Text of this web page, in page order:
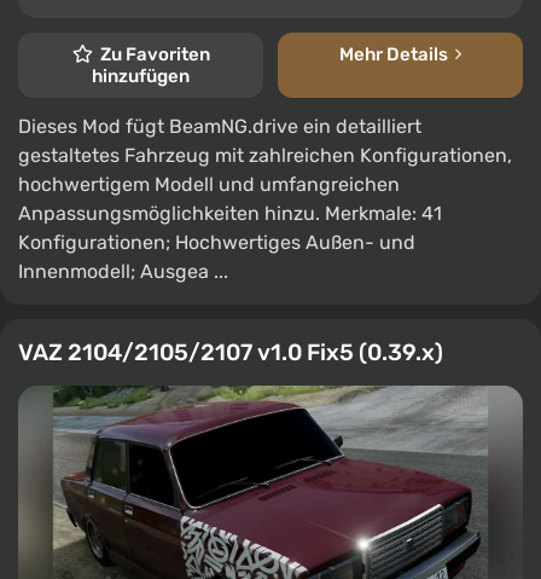
Zu Favoriten
hinzufügen
Mehr Details
Dieses Mod fügt BeamNG.drive ein detailliert
gestaltetes Fahrzeug mit zahlreichen Konfigurationen,
hochwertigem Modell und umfangreichen
Anpassungsmöglichkeiten hinzu. Merkmale: 41
Konfigurationen; Hochwertiges Außen- und
Innenmodell; Ausgea ...
VAZ 2104/2105/2107 v1.0 Fix5 (0.39.x)